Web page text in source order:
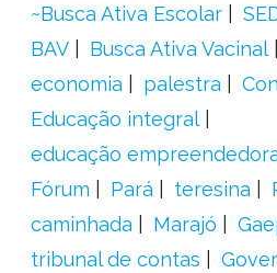
~Busca Ativa Escolar
BAV
Busca Ativa Vacinal
economia
palestra
Educação integral
educação
Fórum
Pará teresina
caminhada
Marajó
tribunal de contas